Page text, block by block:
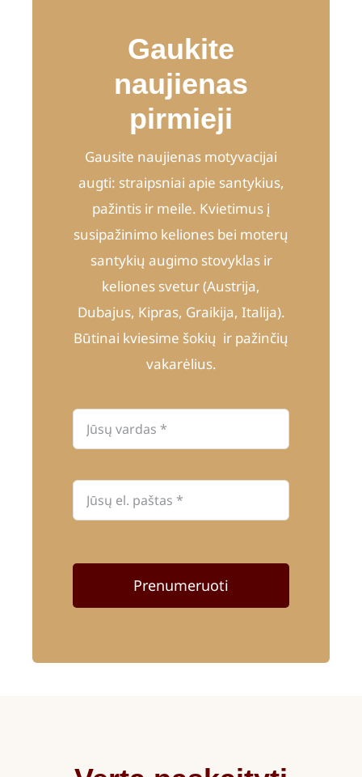
Gaukite
naujienas
pirmieji
Gausite naujienas motyvacijai
augti: straipsniai apie santykius,
pažintis ir meile. Kvietimus į
susipažinimo keliones bei moterų
santykių augimo stovyklas ir
keliones svetur (Austrija,
Dubajus, Kipras, Graikija, Italija).
Būtinai kviesime šokių ir pažinčių
vakarėlius.
Prenumeruoti